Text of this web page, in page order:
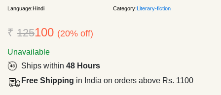
Language:Hindi Category:Literary-fiction
₹ 125100 (20% off)
Unavailable
Ships within 48 Hours
Free Shipping in India on orders above Rs. 1100